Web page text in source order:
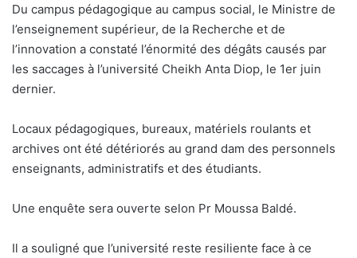
Du campus pédagogique au campus social, le Ministre de
l’enseignement supérieur, de la Recherche et de
l’innovation a constaté l’énormité des dégâts causés par
les saccages à l’université Cheikh Anta Diop, le 1er juin
dernier.
Locaux pédagogiques, bureaux, matériels roulants et
archives ont été détériorés au grand dam des personnels
enseignants, administratifs et des étudiants.
Une enquête sera ouverte selon Pr Moussa Baldé.
Il a souligné que l’université reste resiliente face à ce